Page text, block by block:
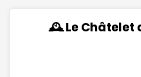
🕰️ Le Châtelet